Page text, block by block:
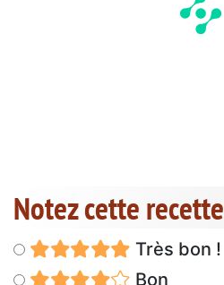
Notez cette recette
Très bon !
Bon